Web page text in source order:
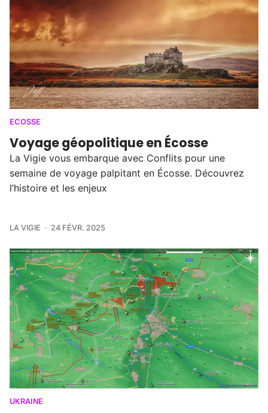
ECOSSE
Voyage géopolitique en Écosse
La Vigie vous embarque avec Conflits pour une
semaine de voyage palpitant en Écosse. Découvrez
l’histoire et les enjeux
LA VIGIE 24 FÉVR. 2025
UKRAINE